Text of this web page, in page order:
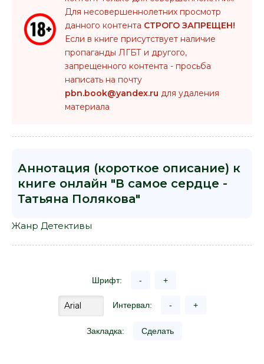
Для несовершеннолетних просмотр
данного контента СТРОГО ЗАПРЕЩЕН!
Если в книге присутствует наличие
пропаганды ЛГБТ и другого,
запрещенного контента - просьба
написать на почту
pbn.book@yandex.ru для удаления
материала
Аннотация (короткое описание) к
книге онлайн "В самое сердце -
Татьяна Полякова"
Жанр Детективы
Шрифт: - +
Интервал: - +
Закладка: Сделать